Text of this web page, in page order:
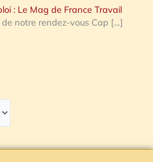
: Le Mag de France Travail
notre rendez-vous Cap […]